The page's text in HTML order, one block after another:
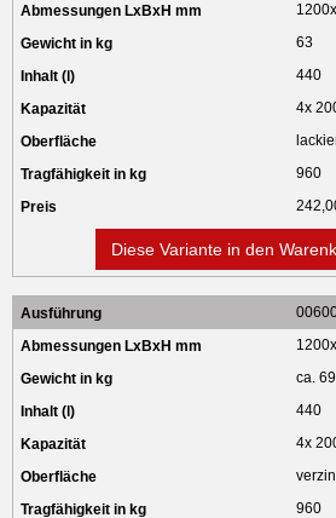
63
440
4x
960
Diese Variante in den
ca. 69
440
4x
960